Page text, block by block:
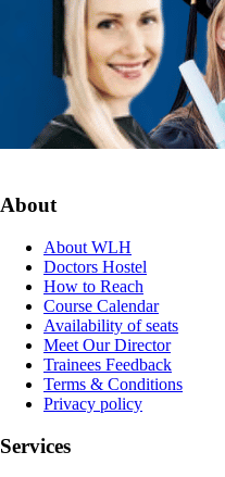
About
About WLH
Doctors Hostel
How to Reach
Course Calendar
Availability of seats
Meet Our Director
Trainees Feedback
Terms & Conditions
Privacy policy
Services